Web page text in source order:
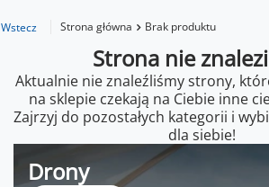
Wstecz Strona główna Brak produktu
Strona nie
Aktualnie nie znaleźliśmy strony,
na sklepie czekają na Ciebie inne
Zajrzyj do pozostałych kategorii i
dla siebie!
Drony